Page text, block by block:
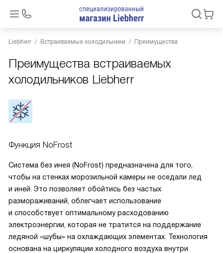
Liebherr Встраиваемые холодильники Преимущества
Преимущества встраиваемых
холодильников Liebherr
Функция NoFrost
Система без инея (NoFrost) предназначена для того,
чтобы на стенках морозильной камеры не оседали лед
и иней. Это позволяет обойтись без частых
размораживаний, облегчает использование
и способствует оптимальному расходованию
электроэнергии, которая не тратится на поддержание
ледяной «шубы» на охлаждающих элементах. Технология
основана на циркуляции холодного воздуха внутри